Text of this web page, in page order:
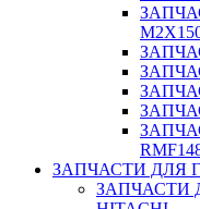
ЗАПЧАСТИ ДЛЯ
ЗАПЧАСТИ